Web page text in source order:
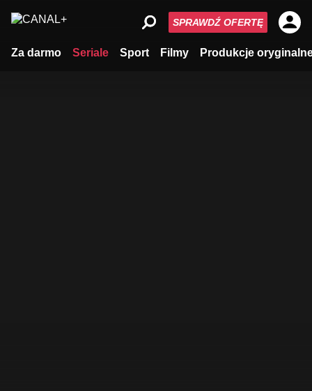
Za darmo Seriale Sport Filmy Produkcje
SPRAWDŹ OFERTĘ